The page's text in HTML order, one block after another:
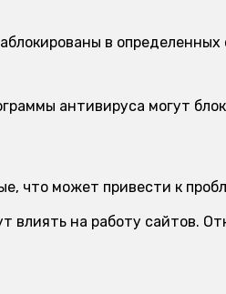
в
антивируса могут
что может привести к
влиять на работу сайтов.